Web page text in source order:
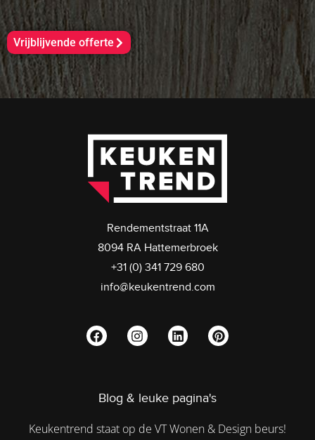
Vrijblijvende offerte
Rendementstraat 11A
8094 RA Hattemerbroek
+31 (0) 341 729 680
info@keukentrend.com
Blog & leuke pagina's
Keukentrend staat op de VT Wonen & Design beurs!